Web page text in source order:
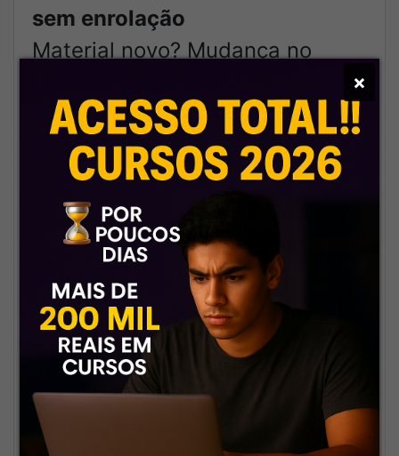
sem enrolação
Material novo? Mudança no
atualizando tudo pra você.
Conteúdo completo e bem
Tudo no lugar certo, com acesso
fácil, do jeitinho que quem
estuda todo dia precisa.
💬Equipe que fala a sua língua
Sabe aquele suporte frio,
automático? Esquece. Aqui tem
gente de verdade cuidando do
×